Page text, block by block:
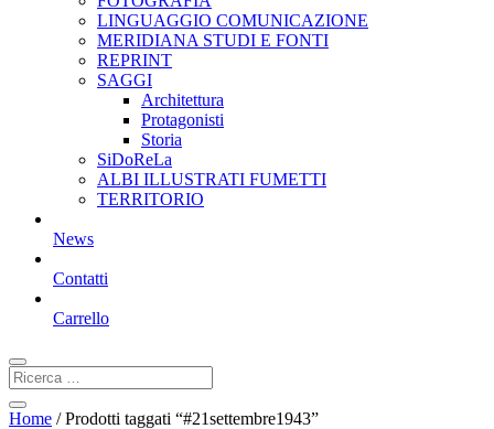
LINGUAGGIO COMUNICAZIONE
MERIDIANA STUDI E FONTI
REPRINT
SAGGI
Architettura
Protagonisti
Storia
SiDoReLa
ALBI ILLUSTRATI FUMETTI
TERRITORIO
News
Contatti
Carrello
Home / Prodotti taggati “#21settembre1943”